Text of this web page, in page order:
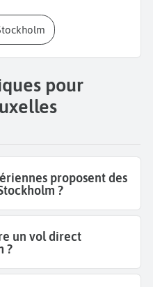
pour
proposent des
?
un vol direct
?